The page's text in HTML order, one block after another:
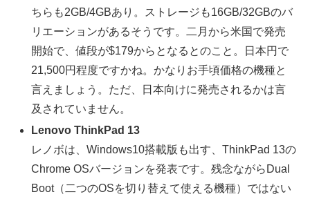
ちらも2GB/4GBあり。ストレージも16GB/32GBのバ
リエーションがあるそうです。二月から米国で発売
開始で、値段が$179からとなるとのこと。日本円で
21,500円程度ですかね。かなりお手頃価格の機種と
言えましょう。ただ、日本向けに発売されるかは言
及されていません。
Lenovo ThinkPad 13
レノボは、Windows10搭載版も出す、ThinkPad 13の
Chrome OSバージョンを発表です。残念ながらDual
Boot（二つのOSを切り替えて使える機種）ではない